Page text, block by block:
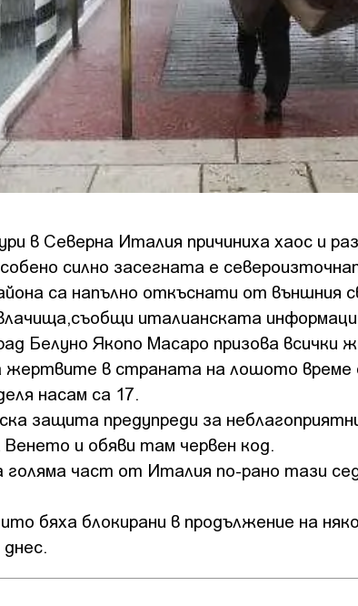
в Северна Италия причиниха хаос и
силно засегната е
са напълно откъснати от външния
италианската
Белуно Якопо Масаро призова всички
в страната на лошото време
насам са 17.
защита предупреди за
Венето и обяви там червен код.
част от Италия по-рано тази
бяха блокирани в продължение на